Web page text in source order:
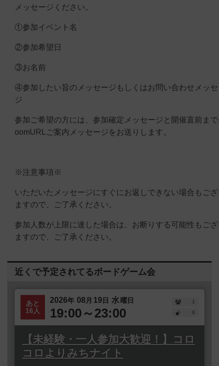
メッセージください。
①参加イベント名
②参加希望日
③お名前
④参加したい旨のメッセージもしくはお問い合わせメッ
ジ
参加ご希望の方には、参加確定メッセージと開催直前ま
oomURLご案内メッセージをお送りします。
※注意事項※
いただいたメッセージにすぐにお返しできない場合もご
ますので、ご了承ください。
参加人数が上限に達した場合は、お断りする可能性もご
ますので、ご了承ください。
近くで予定されてるボードゲーム会
あと
16人
2026年 08 月 19日 水曜日
19:00～23:00
1
0
【未経験・一人参加大歓迎！】コロ
コロよりみちナイト